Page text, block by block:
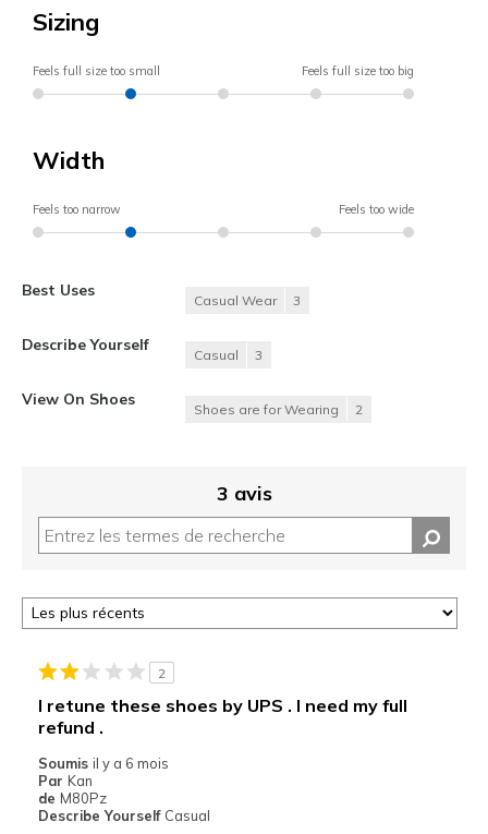
Sizing
Feels full size too small Feels full size too big
Width
Feels too narrow Feels too wide
Best Uses
Casual Wear 3
Describe Yourself
Casual 3
View On Shoes
Shoes are for Wearing 2
3 avis
2
I retune these shoes by UPS . I need my full
refund .
Soumis il y a 6 mois
Par Kan
de M80Pz
Describe Yourself Casual